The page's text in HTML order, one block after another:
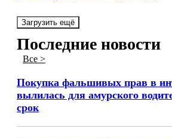
Загрузить ещё
Последние новости
Все >
Покупка фальшивых прав в
вылилась для амурского
срок